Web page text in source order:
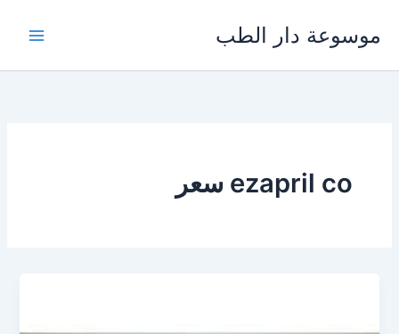
المحتوى
موسوعة دار الطب
ezapril co سعر